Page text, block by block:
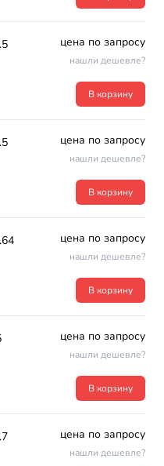
цена по запросу
нашли дешевле?
В корзину
цена по запросу
нашли дешевле?
В корзину
цена по запросу
нашли дешевле?
В корзину
цена по запросу
нашли дешевле?
В корзину
цена по запросу
нашли дешевле?